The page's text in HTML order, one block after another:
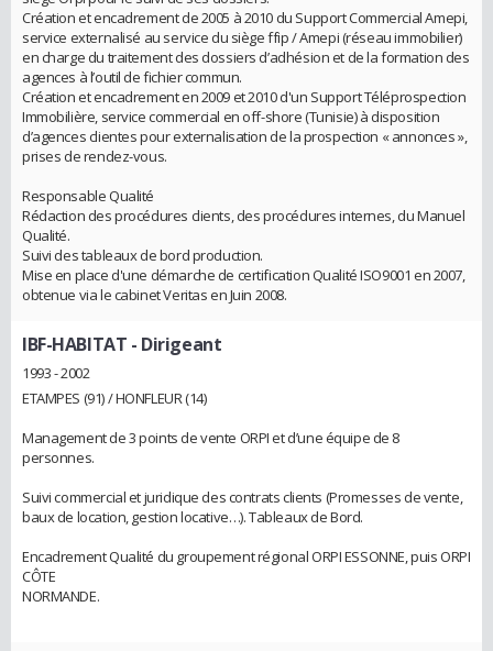
Création et encadrement de 2005 à 2010 du Support Commercial Amepi,
service externalisé au service du siège ffip / Amepi (réseau immobilier)
en charge du traitement des dossiers d’adhésion et de la formation des
agences à l’outil de fichier commun.
Création et encadrement en 2009 et 2010 d'un Support Téléprospection
Immobilière, service commercial en off-shore (Tunisie) à disposition
d’agences clientes pour externalisation de la prospection « annonces »,
prises de rendez-vous.
Responsable Qualité
Rédaction des procédures clients, des procédures internes, du Manuel
Qualité.
Suivi des tableaux de bord production.
Mise en place d'une démarche de certification Qualité ISO9001 en 2007,
obtenue via le cabinet Veritas en Juin 2008.
IBF-HABITAT - Dirigeant
1993 - 2002
ETAMPES (91) / HONFLEUR (14)
Management de 3 points de vente ORPI et d’une équipe de 8
personnes.
Suivi commercial et juridique des contrats clients (Promesses de vente,
baux de location, gestion locative…). Tableaux de Bord.
Encadrement Qualité du groupement régional ORPI ESSONNE, puis ORPI
CÔTE
NORMANDE.